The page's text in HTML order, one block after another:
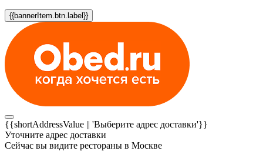
{{bannerItem.btn.label}}
{{shortAddressValue || 'Выберите адрес доставки'}}
Уточните адрес доставки
Сейчас вы видите рестораны в Москве